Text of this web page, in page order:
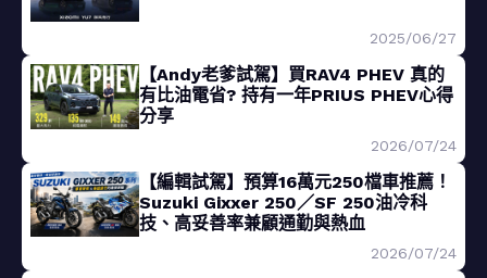
2025/06/27
【Andy老爹試駕】買RAV4 PHEV 真的
有比油電省? 持有一年PRIUS PHEV心得
分享
2026/07/24
【編輯試駕】預算16萬元250檔車推薦！
Suzuki Gixxer 250／SF 250油冷科
技、高妥善率兼顧通勤與熱血
2026/07/24